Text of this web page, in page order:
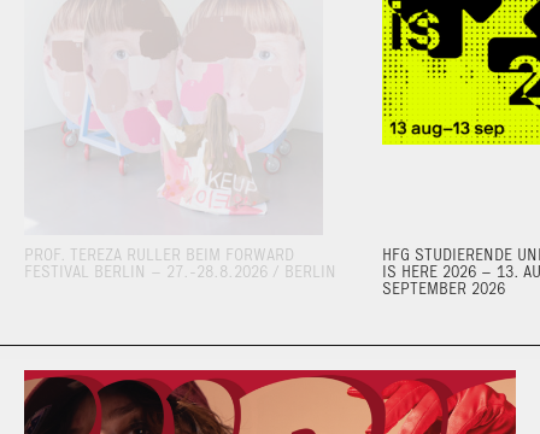
PROF. TEREZA RULLER BEIM FORWARD
FESTIVAL BERLIN – 27.-28.8.2026 / BERLIN
HFG STUDIERENDE
IS HERE 2026 – 13.
SEPTEMBER 2026